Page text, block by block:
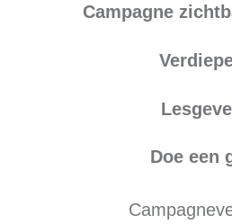
Campagne
Doe een